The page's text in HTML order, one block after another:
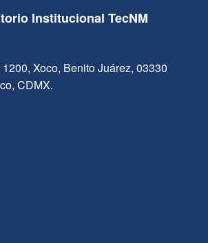
Institucional TecNM
Xoco, Benito Juárez, 03330
CDMX.